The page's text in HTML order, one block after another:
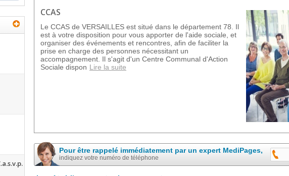
CCAS
Le CCAS de VERSAILLES est situé dans le département 78. Il
est à votre disposition pour vous apporter de l'aide sociale, et
organiser des événements et rencontres, afin de faciliter la
prise en charge des personnes nécessitant un
accompagnement. Il s'agit d'un Centre Communal d'Action
Sociale dispon Lire la suite
Pour être rappelé immédiatement par un expert MediPages,
indiquez votre numéro de téléphone